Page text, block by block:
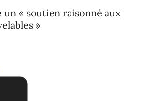
un « soutien raisonné aux
»